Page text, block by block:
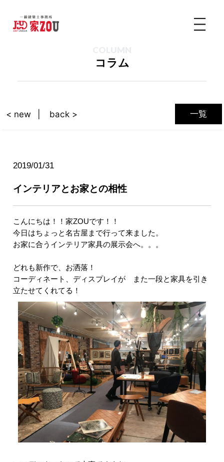
コラム
一覧
< new back >
2019/01/31
インテリアとお家との相性
こんにちは！！家ZOUです！！
今日はちょっと名古屋まで行って来ました。
お家に合うインテリア家具の展示会へ。。。
どれも新作で、お洒落！
コーディネート、ディスプレイが また一段と家具を引き
立たせてくれてる！